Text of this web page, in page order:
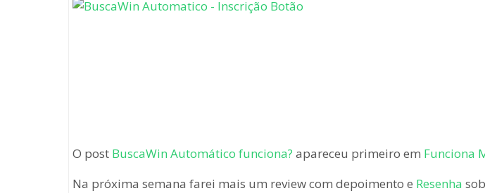
O post BuscaWin Automático funciona? apareceu primeiro em Funciona
Na próxima semana farei mais um review com depoimento e Resenha